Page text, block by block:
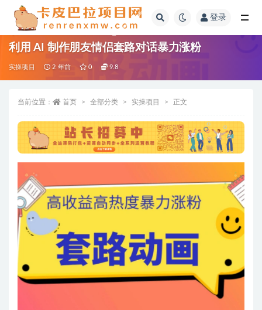
登录
利用 AI 制作朋友情侣套路对话暴力涨粉
实操项目 2 年前 0 9.8
当前位置： 首页 全部分类 实操项目 正文
全部